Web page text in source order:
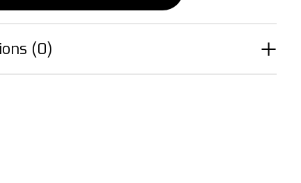
(0)